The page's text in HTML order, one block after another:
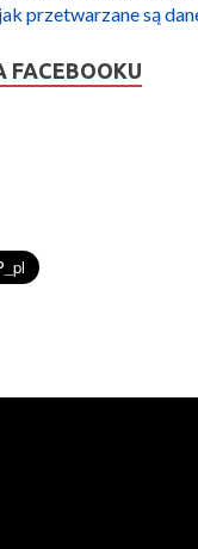
przetwarzane są
FACEBOOKU